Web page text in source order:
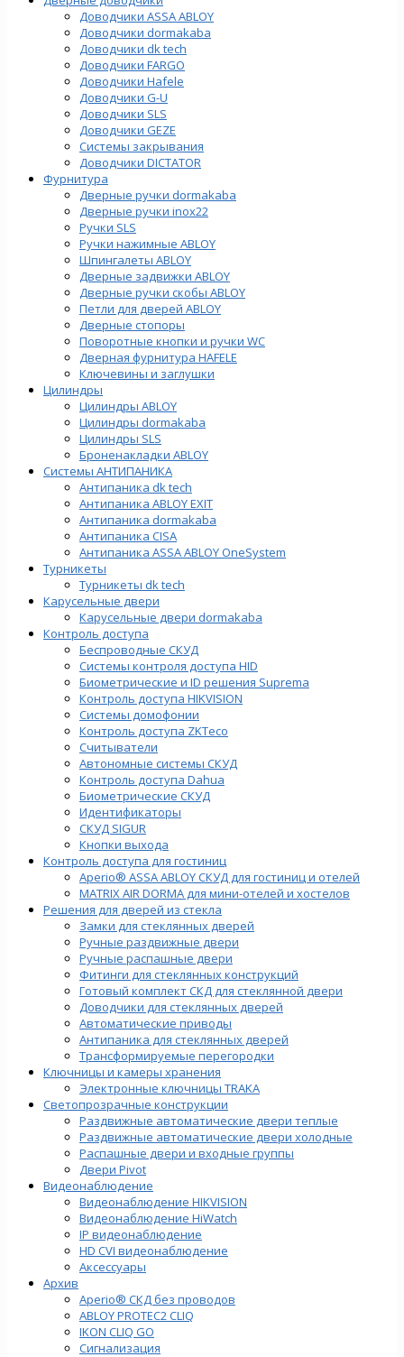
Доводчики ASSA ABLOY
Доводчики dormakaba
Доводчики dk tech
Доводчики FARGO
Доводчики Hafele
Доводчики G-U
Доводчики SLS
Доводчики GEZE
Cистемы закрывания
Доводчики DICTATOR
Фурнитура
Дверные ручки dormakaba
Дверные ручки inox22
Ручки SLS
Ручки нажимные ABLOY
Шпингалеты ABLOY
Дверные задвижки ABLOY
Дверные ручки скобы ABLOY
Петли для дверей ABLOY
Дверные стопоры
Поворотные кнопки и ручки WC
Дверная фурнитура HAFELE
Ключевины и заглушки
Цилиндры
Цилиндры ABLOY
Цилиндры dormakaba
Цилиндры SLS
Броненакладки ABLOY
Системы АНТИПАНИКА
Антипаника dk tech
Антипаника ABLOY EXIT
Антипаника dormakaba
Антипаника СISA
Антипаника ASSA ABLOY OneSystem
Турникеты
Турникеты dk tech
Карусельные двери
Карусельные двери dormakaba
Контроль доступа
Беспроводные СКУД
Системы контроля доступа HID
Биометрические и ID решения Suprema
Контроль доступа HIKVISION
Системы домофонии
Контроль доступа ZKTeco
Считыватели
Автономные системы СКУД
Контроль доступа Dahua
Биометрические СКУД
Идентификаторы
СКУД SIGUR
Кнопки выхода
Контроль доступа для гостиниц
Aperio® ASSA ABLOY СКУД для гостиниц и отелей
MATRIX AIR DORMA для мини-отелей и хостелов
Решения для дверей из стекла
Замки для стеклянных дверей
Ручные раздвижные двери
Ручные распашные двери
Фитинги для стеклянных конструкций
Готовый комплект СКД для стеклянной двери
Доводчики для стеклянных дверей
Автоматические приводы
Антипаника для стеклянных дверей
Трансформируемые перегородки
Ключницы и камеры хранения
Электронные ключницы TRAKA
Светопрозрачные конструкции
Раздвижные автоматические двери теплые
Раздвижные автоматические двери холодные
Распашные двери и входные группы
Двери Pivot
Видеонаблюдение
Видеонаблюдение HIKVISION
Видеонаблюдение HiWatch
IP видеонаблюдение
HD CVI видеонаблюдение
Аксессуары
Архив
Aperio® СКД без проводов
ABLOY PROTEC2 CLIQ
IKON CLIQ GO
Сигнализация